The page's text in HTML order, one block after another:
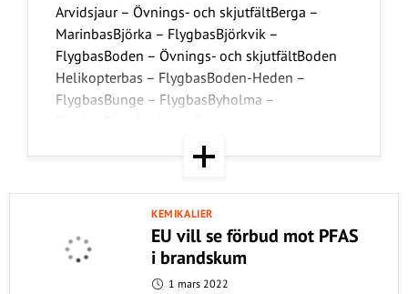
Arvidsjaur – Övnings- och skjutfältBerga –
MarinbasBjörka – FlygbasBjörkvik –
FlygbasBoden – Övnings- och skjutfältBoden
Helikopterbas – FlygbasBoden-Heden –
FlygbasBunge – FlygbasByholma –
skjutfältFalun – Övnings- och skjutfältFjällfors
– FlygbasFlugeby-Perstorp – FlygbasFärila –
FlygbasHagshult – FlygbasHalmstad –
FlygflottiljHasslösa – FlygbasHovby –
FlygbasHultsfred – FlygbasHärnön – Övnings-
och skjutfältJokkmokk – FlygbasKabusa –
KEMIKALIER
EU vill se förbud mot PFAS
i brandskum
1 mars 2022